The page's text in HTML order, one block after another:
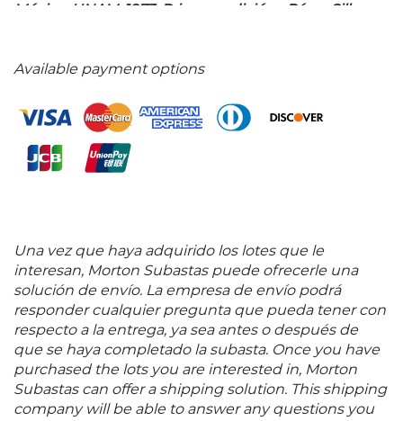
México: UNAM, 1973. Primera edición. -Pérez Siller,
México: Artes de México, 2009. Entre otros.
Available payment options
Una vez que haya adquirido los lotes que le
interesan, Morton Subastas puede ofrecerle una
solución de envío. La empresa de envío podrá
responder cualquier pregunta que pueda tener con
respecto a la entrega, ya sea antes o después de
que se haya completado la subasta. Once you have
purchased the lots you are interested in, Morton
Subastas can offer a shipping solution. This shipping
company will be able to answer any questions you